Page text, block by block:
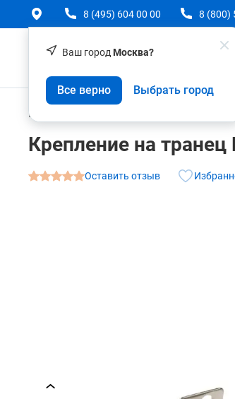
Ваш город Москва?
Все верно Выбрать город
8 (495) 604 00 00 8 (800)
Геодезическое оборудование
Крепление на транец
Оставить отзыв
Крепление на транец Lowrance
О товаре Характеристики